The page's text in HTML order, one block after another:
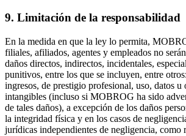
9. Limitación de la responsabilidad
En la medida en que la ley lo permita,
filiales, afiliados, agentes y empleados no
daños directos, indirectos, incidentales,
punitivos, entre los que se incluyen, entre
ingresos, de prestigio profesional, uso, datos u
intangibles (incluso si MOBROG ha sido
de tales daños), a excepción de los daños
la integridad física y en los casos de
jurídicas independientes de negligencia, como